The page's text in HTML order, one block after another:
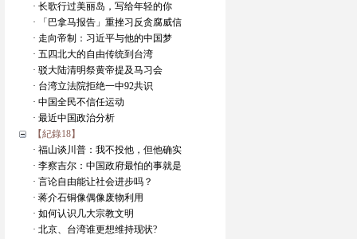
· 长歌行过美丽岛，写给年轻的你
· 「巴拿马报告」重挫习反贪腐威信
· 走向帝制：习近平与他的中国梦
· 五四北大的自由传统到台湾
· 驳大陆清明祭黄帝提及马习会
· 台湾立法院拒绝一中92共识
· 中国全民不信任运动
· 最近中国政治分析
【紀錄18】
· 福山谈川普：我不投他，但他确实
· 李察吉尔：中国政府最怕的事就是
· 言论自由能让社会进步吗？
· 蒋介石铜像偶像废物利用
· 如何认识几大宗教文明
· 北京、台湾谁更想维持现状?